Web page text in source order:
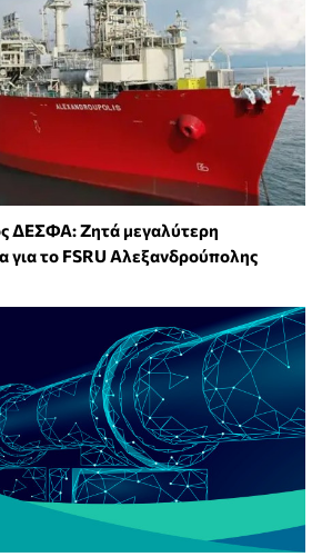
ΔΕΣΦΑ: Ζητά μεγαλύτερη
για το FSRU Αλεξανδρούπολης